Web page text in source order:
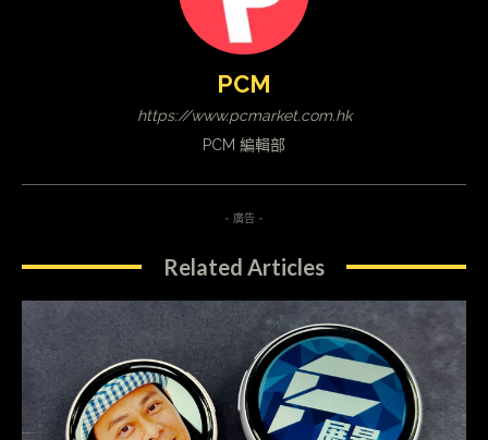
PCM
https://www.pcmarket.com.hk
PCM 編輯部
- 廣告 -
Related Articles